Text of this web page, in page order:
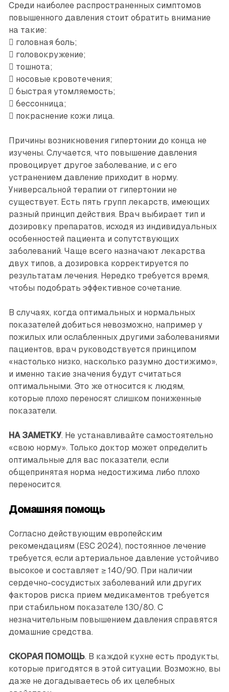
Среди наиболее распространенных симптомов
повышенного давления стоит обратить внимание
на такие:
 головная боль;
 головокружение;
 тошнота;
 носовые кровотечения;
 быстрая утомляемость;
 бессонница;
 покраснение кожи лица.
Причины возникновения гипертонии до конца не
изучены. Случается, что повышение давления
провоцирует другое заболевание, и с его
устранением давление приходит в норму.
Универсальной терапии от гипертонии не
существует. Есть пять групп лекарств, имеющих
разный принцип действия. Врач выбирает тип и
дозировку препаратов, исходя из индивидуальных
особенностей пациента и сопутствующих
заболеваний. Чаще всего назначают лекарства
двух типов, а дозировка корректируется по
результатам лечения. Нередко требуется время,
чтобы подобрать эффективное сочетание.
В случаях, когда оптимальных и нормальных
показателей добиться невозможно, например у
пожилых или ослабленных другими заболеваниями
пациентов, врач руководствуется принципом
«настолько низко, насколько разумно достижимо»,
и именно такие значения будут считаться
оптимальными. Это же относится к людям,
которые плохо переносят слишком пониженные
показатели.
НА ЗАМЕТКУ. Не устанавливайте самостоятельно
«свою норму». Только доктор может определить
оптимальные для вас показатели, если
общепринятая норма недостижима либо плохо
переносится.
Домашняя помощь
Согласно действующим европейским
рекомендациям (ESC 2024), постоянное лечение
требуется, если артериальное давление устойчиво
высокое и составляет ≥ 140/90. При наличии
сердечно-сосудистых заболеваний или других
факторов риска прием медикаментов требуется
при стабильном показателе 130/80. С
незначительным повышением давления справятся
домашние средства.
СКОРАЯ ПОМОЩЬ. В каждой кухне есть продукты,
которые пригодятся в этой ситуации. Возможно, вы
даже не догадываетесь об их целебных